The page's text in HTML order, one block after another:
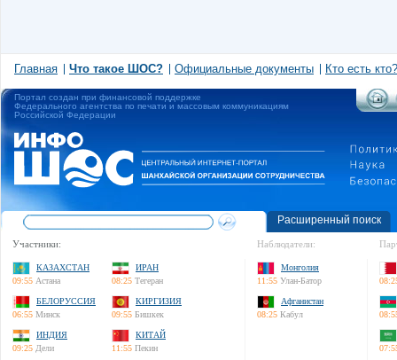
Главная Что такое ШОС? Официальные документы Кто есть кто?
Портал создан при финансовой поддержке
Федерального агентства по печати и массовым коммуникациям
Российской Федерации
Расширенный поиск
Участники:
КАЗАХСТАН
09:55 Астана
ИРАН
08:25 Тегеран
БЕЛОРУССИЯ
06:55 Минск
КИРГИЗИЯ
09:55 Бишкек
ИНДИЯ
09:25 Дели
КИТАЙ
11:55 Пекин
Наблюдатели:
Монголия
11:55 Улан-Батор
Афганистан
08:25 Кабул